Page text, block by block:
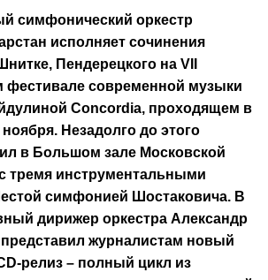
симфонический оркестр
исполняет сочинения
Пендерецкого на VII
фестивале современной музыки
Concordia, проходящем в
ноября. Незадолго до этого
в Большом зале Московской
тремя инструментальными
симфонией Шостаковича. В
дирижер оркестра Александр
журналистам новый
релиз – полный цикл из